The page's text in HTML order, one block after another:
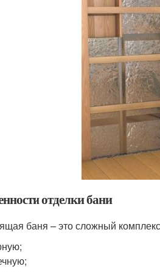
отделки бани
баня – это сложный